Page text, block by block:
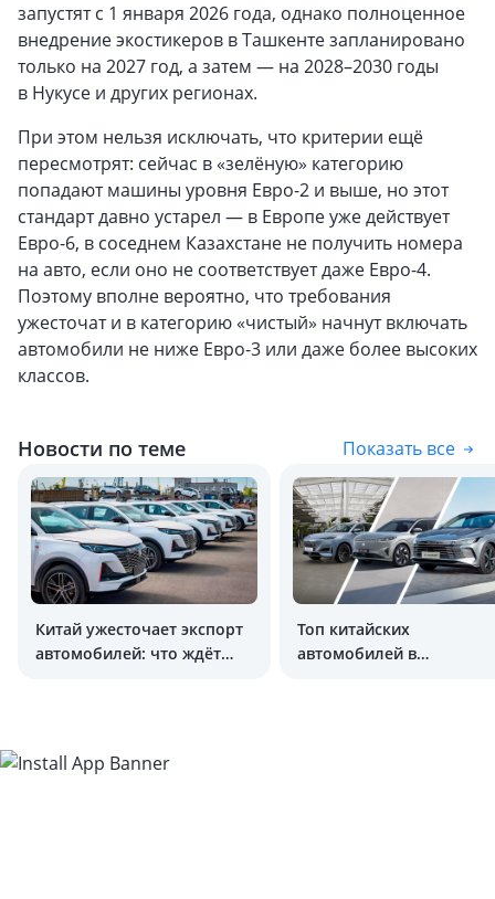
запустят с 1 января 2026 года, однако полноценное
внедрение экостикеров в Ташкенте запланировано
только на 2027 год, а затем — на 2028–2030 годы
в Нукусе и других регионах.
При этом нельзя исключать, что критерии ещё
пересмотрят: сейчас в «зелёную» категорию
попадают машины уровня Евро-2 и выше, но этот
стандарт давно устарел — в Европе уже действует
Евро-6, в соседнем Казахстане не получить номера
на авто, если оно не соответствует даже Евро-4.
Поэтому вполне вероятно, что требования
ужесточат и в категорию «чистый» начнут включать
автомобили не ниже Евро-3 или даже более высоких
классов.
Новости по теме Показать все
Китай ужесточает экспорт
автомобилей: что ждёт
Топ китайских
автомобилей в